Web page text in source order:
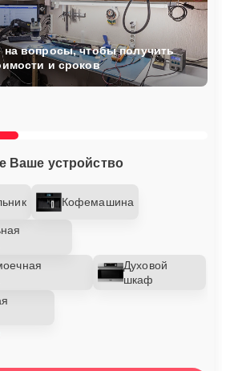
Ваше устройство
Кофемашина
Духовой
шкаф
на вопросы, чтобы получить
и сроков